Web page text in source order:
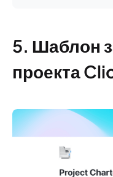
5. Шаблон
проекта